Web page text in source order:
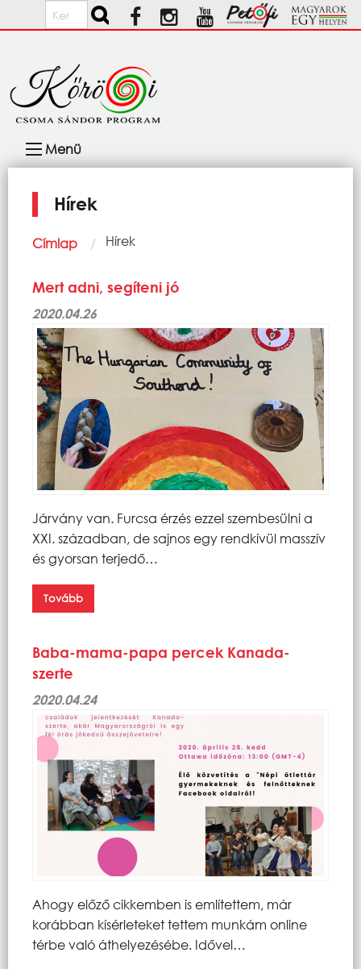
Ugrás a tartalomra
Keresés
navigáció
Menü
Hírek
Morzsa
Címlap Current:
Hírek
Mert adni, segíteni jó
2020.04.26
Járvány van. Furcsa érzés ezzel szembesülni a
XXI. században, de sajnos egy rendkívül masszív
és gyorsan terjedő…
Tovább
Baba-mama-papa percek Kanada-
szerte
2020.04.24
Ahogy előző cikkemben is említettem, már
korábban kísérleteket tettem munkám online
térbe való áthelyezésébe. Idővel…